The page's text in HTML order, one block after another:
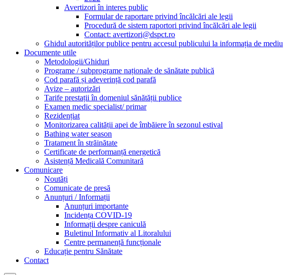
Avertizori în interes public
Formular de raportare privind încălcări ale legii
Procedură de sistem raportori privind încălcări ale legii
Contact: avertizori@dspct.ro
Ghidul autorităților publice pentru accesul publicului la informația de mediu
Documente utile
Metodologii/Ghiduri
Programe / subprograme naționale de sănătate publică
Cod parafă și adeverință cod parafă
Avize – autorizări
Tarife prestații în domeniul sănătății publice
Examen medic specialist/ primar
Rezidențiat
Monitorizarea calității apei de îmbăiere în sezonul estival
Bathing water season
Tratament în străinătate
Certificate de performanță energetică
Asistență Medicală Comunitară
Comunicare
Noutăți
Comunicate de presă
Anunțuri / Informații
Anunțuri importante
Incidența COVID-19
Informații despre caniculă
Buletinul Informativ al Litoralului
Centre permanență funcționale
Educație pentru Sănătate
Contact